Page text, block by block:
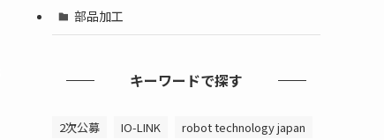
部品加工
キーワードで探す
2次公募 IO-LINK
robot technology japan